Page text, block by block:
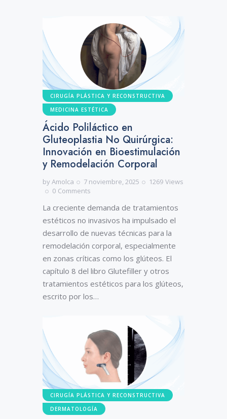
CIRUGÍA PLÁSTICA Y RECONSTRUCTIVA
MEDICINA ESTÉTICA
Ácido Poliláctico en
Gluteoplastia No Quirúrgica:
Innovación en Bioestimulación
y Remodelación Corporal
byAmolca 7 noviembre, 2025 1269 Views
0 Comments
La creciente demanda de tratamientos
estéticos no invasivos ha impulsado el
desarrollo de nuevas técnicas para la
remodelación corporal, especialmente
en zonas críticas como los glúteos. El
capítulo 8 del libro Glutefiller y otros
tratamientos estéticos para los glúteos,
escrito por los…
CIRUGÍA PLÁSTICA Y RECONSTRUCTIVA
DERMATOLOGÍA